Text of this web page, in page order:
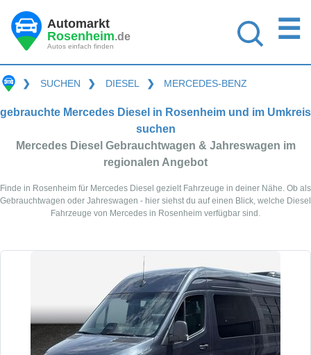
Automarkt
Rosenheim.de
Autos einfach finden
☰
❯ SUCHEN ❯ DIESEL ❯ MERCEDES-BENZ
gebrauchte Mercedes Diesel in Rosenheim und im Umkreis
suchen
Mercedes Diesel Gebrauchtwagen & Jahreswagen im
regionalen Angebot
Finde in Rosenheim für Mercedes Diesel gezielt Fahrzeuge in deiner Nähe. Ob als
Gebrauchtwagen oder Jahreswagen - hier siehst du auf einen Blick, welche Diesel
Fahrzeuge von Mercedes in Rosenheim verfügbar sind.